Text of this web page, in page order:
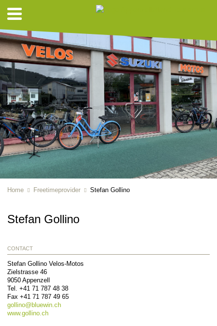
Home Freetimeprovider Stefan Gollino
Stefan Gollino
CONTACT
Stefan Gollino Velos-Motos
Zielstrasse 46
9050 Appenzell
Tel. +41 71 787 48 38
Fax +41 71 787 49 65
gollino@ bluewin.ch
www.gollino.ch